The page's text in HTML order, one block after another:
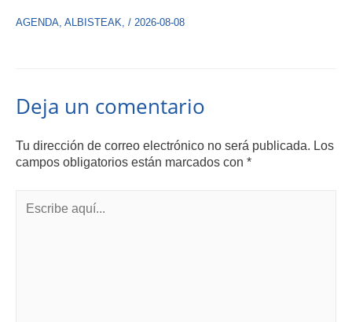
AGENDA ALBISTEAK / 2026-08-08
Deja un comentario
Tu dirección de correo electrónico no será publicada. Los
campos obligatorios están marcados con *